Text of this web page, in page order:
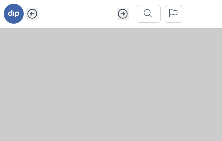
Ga naar inhoud van webarchief
Zoek in dit webarchief